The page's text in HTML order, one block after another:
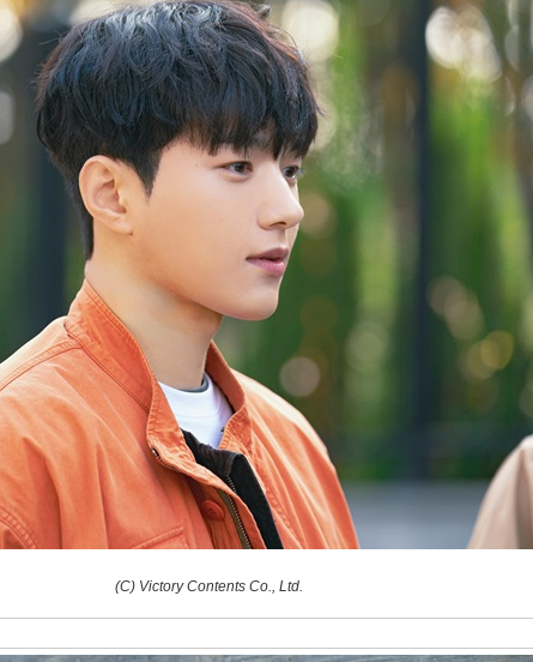
(C) Victory Contents Co., Ltd.